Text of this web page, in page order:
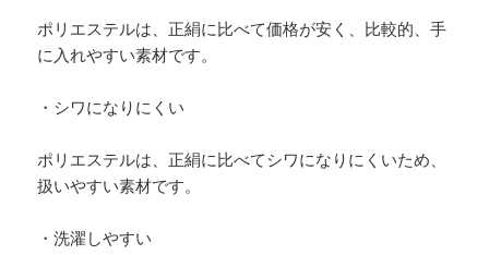
ポリエステルは、正絹に比べて価格が安く、比較的、手
に入れやすい素材です。
・シワになりにくい
ポリエステルは、正絹に比べてシワになりにくいため、
扱いやすい素材です。
・洗濯しやすい